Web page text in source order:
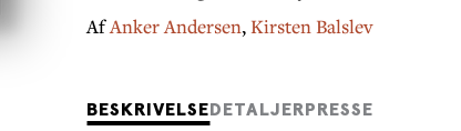
AfAnker Andersen,Kirsten Balslev
BESKRIVELSE DETALJER PRESSE